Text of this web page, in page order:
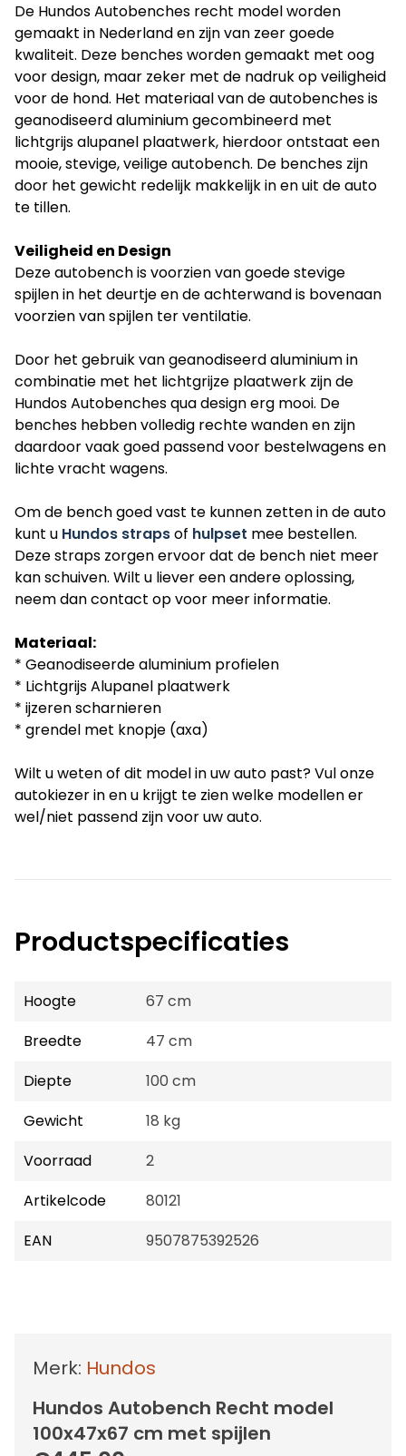
De Hundos Autobenches recht model worden
gemaakt in Nederland en zijn van zeer goede
kwaliteit. Deze benches worden gemaakt met oog
voor design, maar zeker met de nadruk op veiligheid
voor de hond. Het materiaal van de autobenches is
geanodiseerd aluminium gecombineerd met
lichtgrijs alupanel plaatwerk, hierdoor ontstaat een
mooie, stevige, veilige autobench. De benches zijn
door het gewicht redelijk makkelijk in en uit de auto
te tillen.
Veiligheid en Design
Deze autobench is voorzien van goede stevige
spijlen in het deurtje en de achterwand is bovenaan
voorzien van spijlen ter ventilatie.
Door het gebruik van geanodiseerd aluminium in
combinatie met het lichtgrijze plaatwerk zijn de
Hundos Autobenches qua design erg mooi. De
benches hebben volledig rechte wanden en zijn
daardoor vaak goed passend voor bestelwagens en
lichte vracht wagens.
Om de bench goed vast te kunnen zetten in de auto
kunt u Hundos strapsof hulpset mee bestellen.
Deze straps zorgen ervoor dat de bench niet meer
kan schuiven. Wilt u liever een andere oplossing,
neem dan contact op voor meer informatie.
Materiaal:
* Geanodiseerde aluminium profielen
* Lichtgrijs Alupanel plaatwerk
* ijzeren scharnieren
* grendel met knopje (axa)
Wilt u weten of dit model in uw auto past? Vul onze
autokiezer in en u krijgt te zien welke modellen er
wel/niet passend zijn voor uw auto.
Productspecificaties
Hoogte
67 cm
Breedte
47 cm
Diepte
100 cm
Gewicht
18 kg
Voorraad
2
Artikelcode
80121
EAN
9507875392526
Merk: Hundos
Hundos Autobench Recht model
100x47x67 cm met spijlen